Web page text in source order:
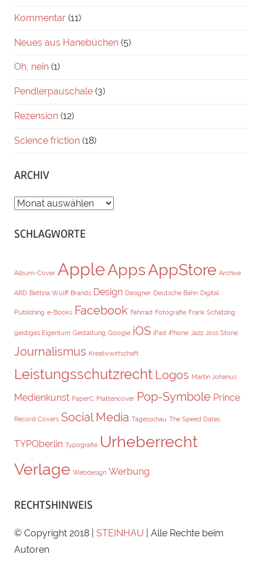
Kommentar (11)
Neues aus Hanebüchen (5)
Oh, nein (1)
Pendlerpauschale (3)
Rezension (12)
Science friction (18)
ARCHIV
ARCHIV
SCHLAGWORTE
Album-Cover AppleAppsAppStore Archive
ARD Bettina Wulff Brands Design Designer Deutsche Bahn Digital
Publishing e-Books Facebook Fahrrad Fotografie Frank Schätzing
geistiges Eigentum Gestaltung Google iOS iPad iPhone Jazz Joss Stone
Journalismus Kreativwirtschaft
Leistungsschutzrecht Logos Martin Johanus
Medienkunst PaperC Plattencover Pop-Symbole Prince
Record Covers Social Media Tagesschau The Speed Dates
TYPOberlin Typografie Urheberrecht
Verlage Webdesign Werbung
RECHTSHINWEIS
© Copyright 2018 | STEINHAU | Alle Rechte beim
Autoren